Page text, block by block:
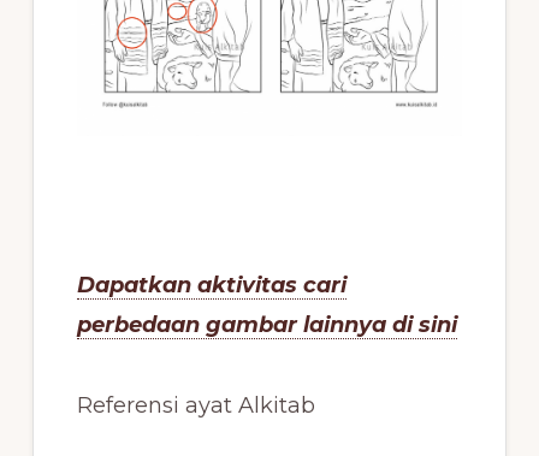
Dapatkan aktivitas cari
perbedaan gambar lainnya di sini
Referensi ayat Alkitab